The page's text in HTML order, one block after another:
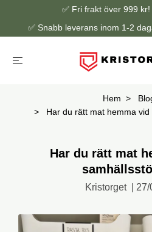
✅ Fri frakt över 999
✅ Snabb leverans inom 1-2
Hem
Har du rätt mat hemma
Har du rätt mat
Kristorget 27/